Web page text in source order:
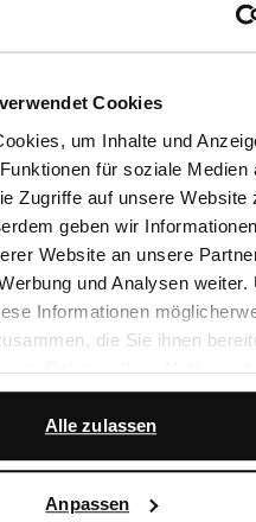
Cookies
um Inhalte und
für soziale Medien
Zugriffe auf unsere Website
geben wir
Website an unsere
und Analysen weiter.
Informationen
die Sie ihnen
im Rahmen Ihrer Nutzung
wir mit Google zu
Ihre personenbezogenen
Alle zulassen
Anpassen
auswählen
Gütesiegel
Sneaker der Marke Sacha
Einsätze und Metallic-
wir das Pure Protect-